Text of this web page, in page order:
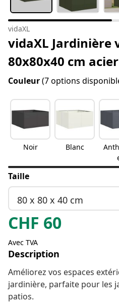
vidaXL
vidaXL Jardinière
80x80x40 cm
Couleur(7 options
Noir Blanc
Taille
80 x 80 x 40 cm
CHF 60
Avec TVA
Description
Améliorez vos espaces
jardinière, parfaite pour les
patios.